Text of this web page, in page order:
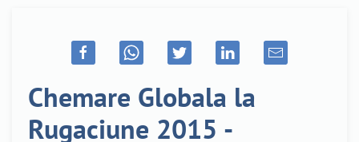
Chemare Globala la
Rugaciune 2015 -